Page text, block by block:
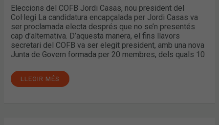
Eleccions del COFB Jordi Casas, nou president del
Col·legi La candidatura encapçalada per Jordi Casas va
ser proclamada electa després que no se’n presentés
cap d’alternativa. D’aquesta manera, el fins llavors
secretari del COFB va ser elegit president, amb una nova
Junta de Govern formada per 20 membres, dels quals 10
LLEGIR MÉS